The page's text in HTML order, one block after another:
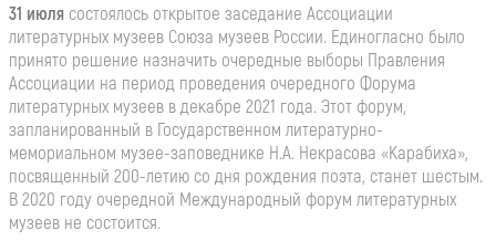
31 июля состоялось открытое заседание Ассоциации
литературных музеев Союза музеев России. Единогласно было
принято решение назначить очередные выборы Правления
Ассоциации на период проведения очередного Форума
литературных музеев в декабре 2021 года. Этот форум,
запланированный в Государственном литературно-
мемориальном музее-заповеднике Н.А. Некрасова «Карабиха»,
посвященный 200-летию со дня рождения поэта, станет шестым.
В 2020 году очередной Международный форум литературных
музеев не состоится.